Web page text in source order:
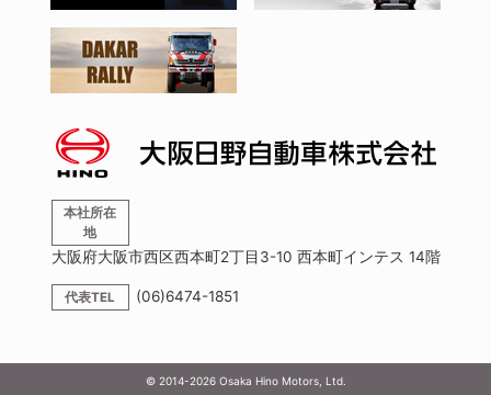
本社所在
地
大阪府大阪市西区西本町2丁目3-10 西本町インテス 14階
代表TEL (06)6474-1851
© 2014-2026Osaka Hino Motors, Ltd.